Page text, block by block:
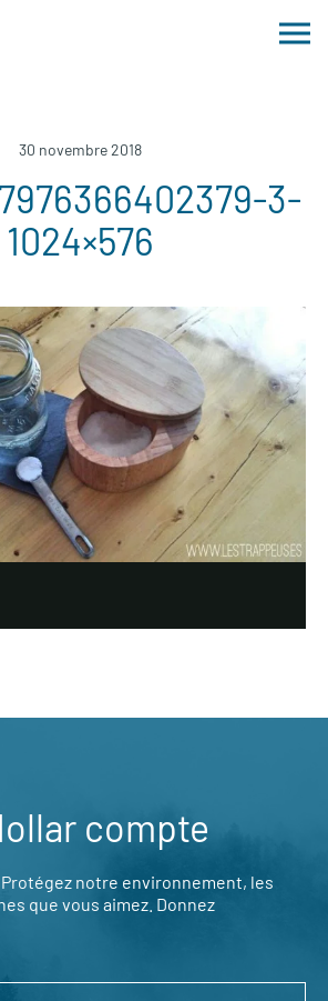
30 novembre 2018
3-
1024×576
compte
Protégez notre environnement, les
que vous aimez. Donnez